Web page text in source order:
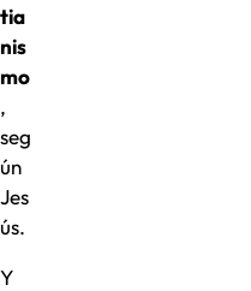
tia
nis
mo
,
seg
ún
Jes
ús.
Y